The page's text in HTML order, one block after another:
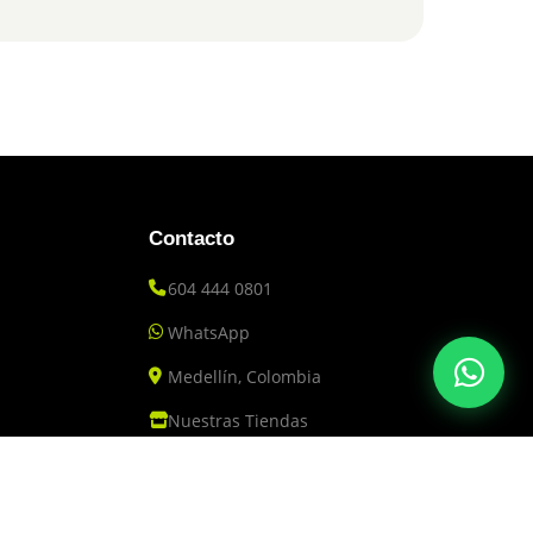
Contacto
604 444 0801
WhatsApp
Medellín, Colombia
Nuestras Tiendas